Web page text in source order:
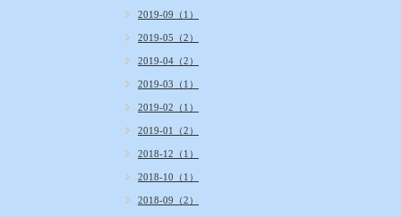
2019-09（1）
2019-05（2）
2019-04（2）
2019-03（1）
2019-02（1）
2019-01（2）
2018-12（1）
2018-10（1）
2018-09（2）